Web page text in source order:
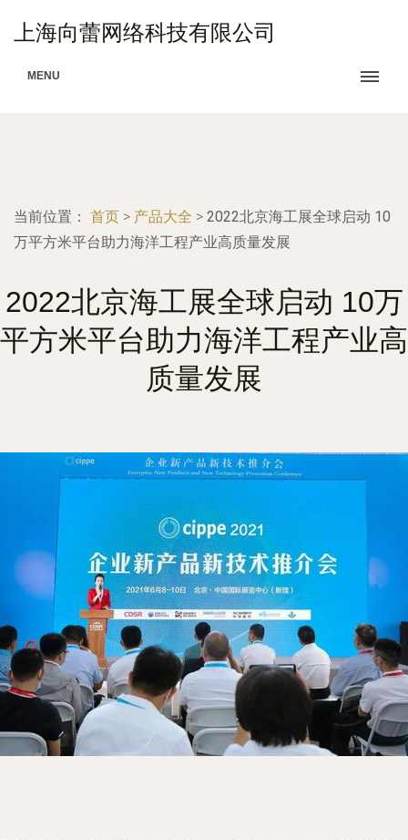
上海向蕾网络科技有限公司
MENU
当前位置： 首页 > 产品大全 > 2022北京海工展全球启动 10
万平方米平台助力海洋工程产业高质量发展
2022北京海工展全球启动 10万
平方米平台助力海洋工程产业高
质量发展